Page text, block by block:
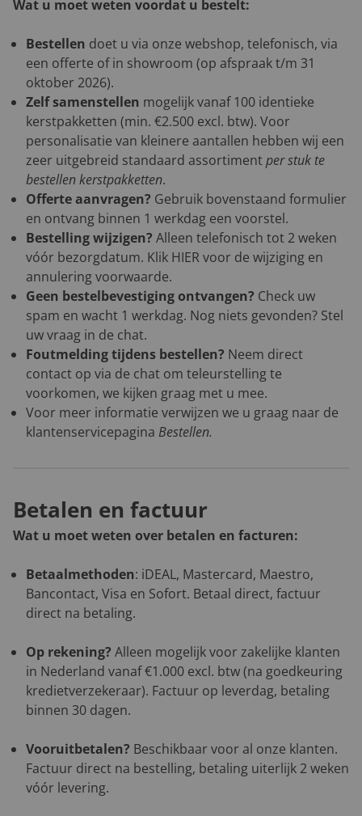
Wat u moet weten voordat u bestelt:
Bestellen doet u via onze webshop, telefonisch, via
een offerte of in showroom (op afspraak t/m 31
oktober 2026).
Zelf samenstellen mogelijk vanaf 100 identieke
kerstpakketten (min. €2.500 excl. btw). Voor
personalisatie van kleinere aantallen hebben wij een
zeer uitgebreid standaard assortimentper stuk te
bestellen kerstpakketten.
Offerte aanvragen? Gebruik bovenstaand formulier
en ontvang binnen 1 werkdag een voorstel.
Bestelling wijzigen? Alleen telefonisch tot 2 weken
vóór bezorgdatum. Klik HIERvoor de wijziging en
annulering voorwaarde.
Geen bestelbevestiging ontvangen? Check uw
spam en wacht 1 werkdag. Nog niets gevonden? Stel
uw vraag in de chat.
Foutmelding tijdens bestellen? Neem direct
contact op via de chat om teleurstelling te
voorkomen, we kijken graag met u mee.
Voor meer informatie verwijzen we u graag naar de
klantenservicepagina Bestellen.
Betalen en factuur
Wat u moet weten over betalen en facturen:
Betaalmethoden: iDEAL, Mastercard, Maestro,
Bancontact, Visa en Sofort. Betaal direct, factuur
direct na betaling.
Op rekening? Alleen mogelijk voor zakelijke klanten
in Nederland vanaf €1.000 excl. btw (na goedkeuring
kredietverzekeraar). Factuur op leverdag, betaling
binnen 30 dagen.
Vooruitbetalen? Beschikbaar voor al onze klanten.
Factuur direct na bestelling, betaling uiterlijk 2 weken
vóór levering.